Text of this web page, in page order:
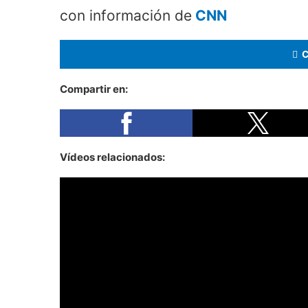
con información de CNN
Compartir en:
Vídeos relacionados: